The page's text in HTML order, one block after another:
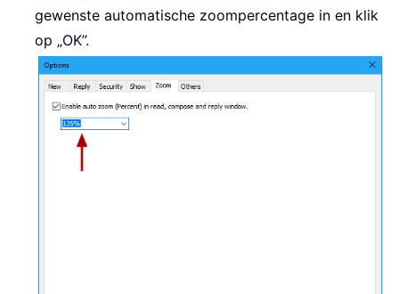
gewenste automatische zoompercentage in en klik
op „OK”.